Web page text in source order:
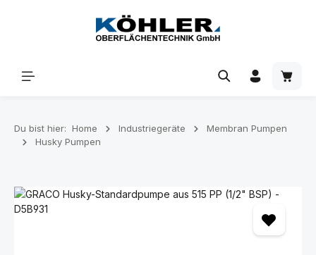
Zum Hauptinhalt springen
Du bist hier: Home Industriegeräte
Membran Pumpen
Husky Pumpen
Bildergalerie überspringen